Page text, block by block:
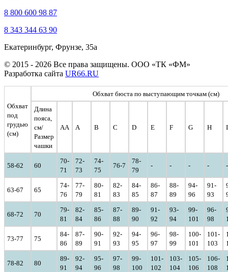
8 800 600 98 87
8 343 344 63 90
Екатеринбург, Фрунзе, 35а
© 2015 - 2026 Все права защищены. ООО «ТК «ФМ»
Разработка сайта UR66.RU
Обхват
под
грудью
(см)
Обхват бюста по выступающим точкам (см)
Длина
пояса,
см/
Размер
чашки
AA A B C D E F G H I
58-62 60
70-
71
72-
73
74-
75
76-7
78-
79
- - - - -
63-67 65
74-
76
77-
79
80-
81
82-
83
84-
85
86-
87
88-
89
94-
96
91-
93
68-72 70
79-
81
82-
84
85-
86
87-
88
89-
90
91-
92
93-
94
99-
101
96-
98
73-77 75
84-
86
87-
89
90-
91
92-
93
94-
95
96-
97
98-
99
100-
101
101-
103
78-82 80
89-
91
92-
94
95-
96
97-
98
99-
100
101-
102
103-
104
105-
106
106-
108